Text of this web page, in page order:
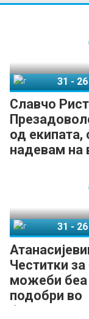
Славчо
од екипата,
надевам на
успеси и во
31 - 26
Честитки
можеби
подобри во
финалето
31-26